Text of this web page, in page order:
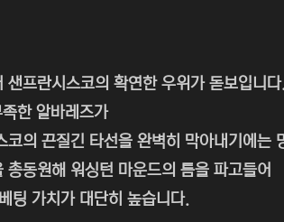
프란시스코의 확연한 우위가 돋보입니
한 알바레즈가
의 끈질긴 타선을 완벽히 막아내기에는
동원해 워싱턴 마운드의 틈을 파고들어
팅 가치가 대단히 높습니다.